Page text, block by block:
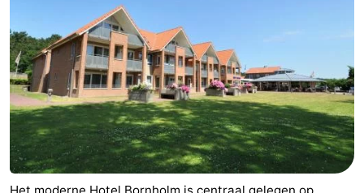
Surfen
-
Wadlopen
Eten
en
drinken
Nachtleven
Zeehonden
Vuurtoren